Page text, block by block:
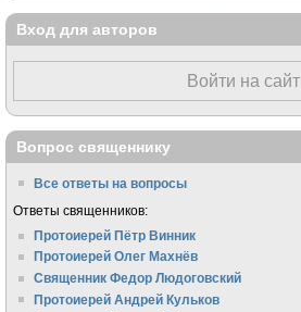
Вход для авторов
Войти на сайт
Вопрос священнику
Все ответы на вопросы
Ответы священников:
Протоиерей Пётр Винник
Протоиерей Олег Махнёв
Священник Федор Людоговский
Протоиерей Андрей Кульков